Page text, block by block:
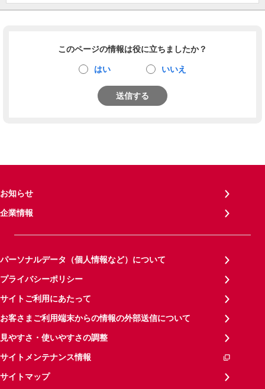
このページの情報は役に立ちましたか？
はい いいえ
送信する
お知らせ
企業情報
パーソナルデータ（個人情報など）について
プライバシーポリシー
サイトご利用にあたって
お客さまご利用端末からの情報の外部送信について
見やすさ・使いやすさの調整
サイトメンテナンス情報
サイトマップ